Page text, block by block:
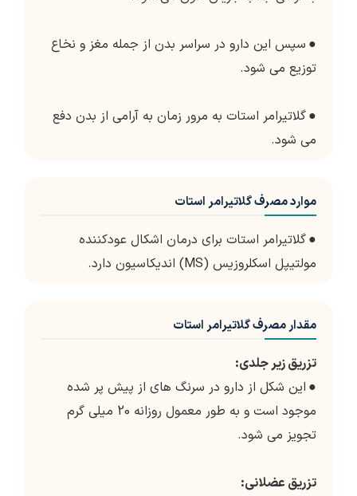
● سپس این دارو در سراسر بدن از جمله مغز و نخاع
توزیع می شود.
●گلاتیرامر استات به مرور زمان به آرامی از بدن دفع
می شود.
موارد مصرف گلاتیرامر استات
●گلاتیرامر استات برای درمان اشکال عودکننده
مولتیپل اسکلروزیس (MS) اندیکاسیون دارد.
مقدار مصرف گلاتیرامر استات
تزریق زیر جلدی:
● این شکل از دارو در سرنگ های از پیش پر شده
موجود است و به طور معمول روزانه 20 میلی گرم
تجویز می شود.
تزریق عضلانی: